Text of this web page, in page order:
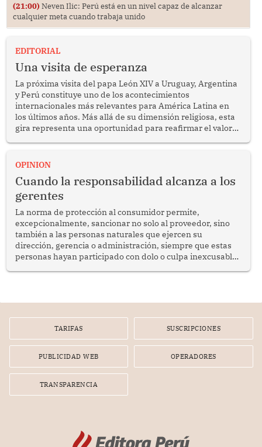
(21:00) Neven Ilic: Perú está en un nivel capaz de alcanzar
cualquier meta cuando trabaja unido
EDITORIAL
Una visita de esperanza
La próxima visita del papa León XIV a Uruguay, Argentina
y Perú constituye uno de los acontecimientos
internacionales más relevantes para América Latina en
los últimos años. Más allá de su dimensión religiosa, esta
gira representa una oportunidad para reafirmar el valor
enfrenta desafíos en materia de desarrollo, cohesión
OPINION
Cuando la responsabilidad alcanza a los
gerentes
La norma de protección al consumidor permite,
excepcionalmente, sancionar no solo al proveedor, sino
también a las personas naturales que ejercen su
dirección, gerencia o administración, siempre que estas
personas hayan participado con dolo o culpa inexcusable
por la frustrada realización de un meet and greet con
TARIFAS SUSCRIPCIONES
PUBLICIDAD WEB OPERADORES
TRANSPARENCIA